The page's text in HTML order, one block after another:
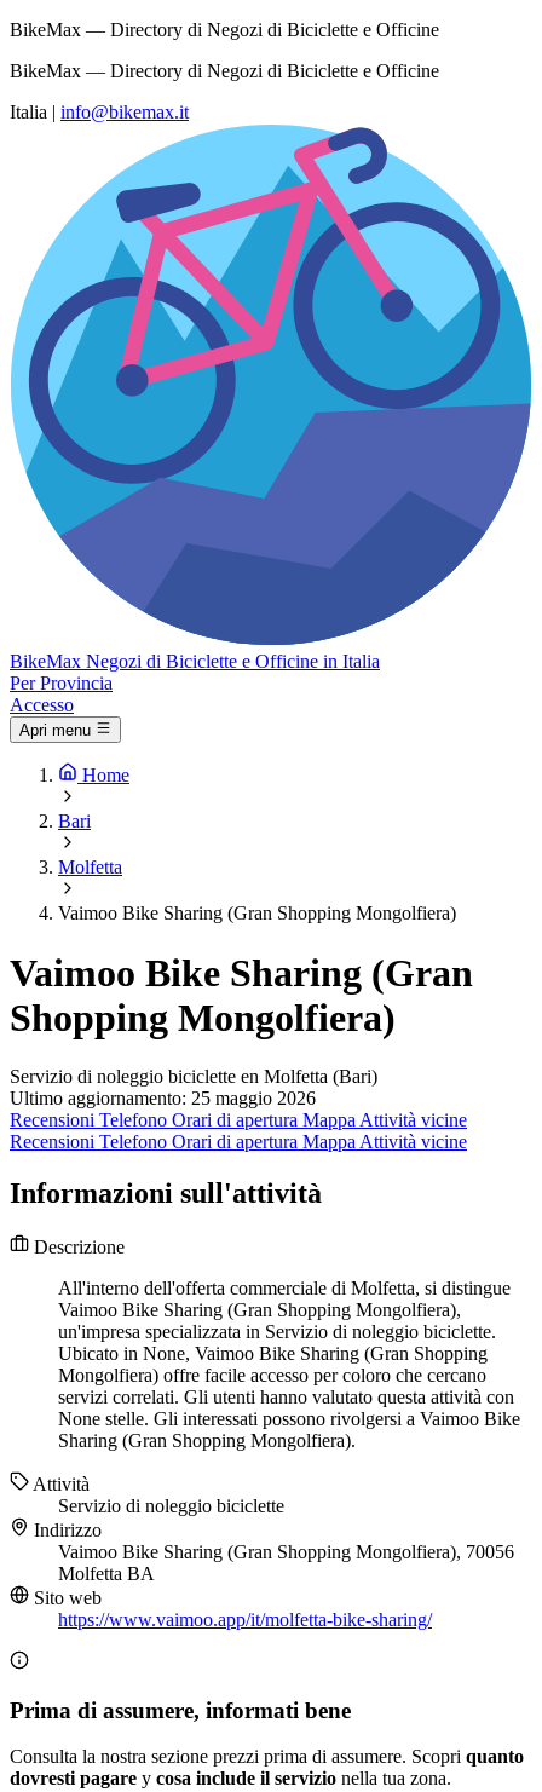
BikeMax — Directory di Negozi di Biciclette e Officine
BikeMax — Directory di Negozi di Biciclette e Officine
Italia | info@bikemax.it
BikeMax Negozi di Biciclette e Officine in Italia
Per Provincia
Accesso
Apri menu
Home
Bari
Molfetta
Vaimoo Bike Sharing (Gran Shopping Mongolfiera)
Vaimoo Bike Sharing (Gran
Shopping Mongolfiera)
Servizio di noleggio biciclette en Molfetta (Bari)
Ultimo aggiornamento: 25 maggio 2026
Recensioni Telefono Orari di apertura Mappa Attività vicine
Recensioni Telefono Orari di apertura Mappa Attività vicine
Informazioni sull'attività
Descrizione
All'interno dell'offerta commerciale di Molfetta, si distingue
Vaimoo Bike Sharing (Gran Shopping Mongolfiera),
un'impresa specializzata in Servizio di noleggio biciclette.
Ubicato in None, Vaimoo Bike Sharing (Gran Shopping
Mongolfiera) offre facile accesso per coloro che cercano
servizi correlati. Gli utenti hanno valutato questa attività con
None stelle. Gli interessati possono rivolgersi a Vaimoo Bike
Sharing (Gran Shopping Mongolfiera).
Attività
Servizio di noleggio biciclette
Indirizzo
Vaimoo Bike Sharing (Gran Shopping Mongolfiera), 70056
Molfetta BA
Sito web
https://www.vaimoo.app/it/molfetta-bike-sharing/
Prima di assumere, informati bene
Consulta la nostra sezione prezzi prima di assumere. Scopri quanto
dovresti pagare y cosa include il servizio nella tua zona.